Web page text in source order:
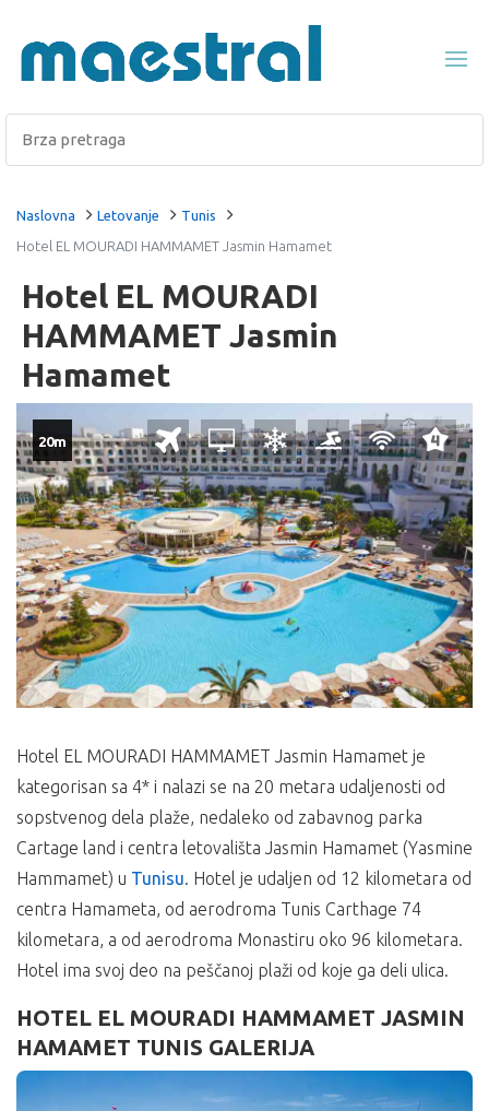
Naslovna Letovanje
Tunis
Hotel EL MOURADI HAMMAMET Jasmin Hamamet
Hotel EL MOURADI
HAMMAMET Jasmin
Hamamet
20m
Hotel EL MOURADI HAMMAMET Jasmin Hamamet je
kategorisan sa 4* i nalazi se na 20 metara udaljenosti od
sopstvenog dela plaže, nedaleko od zabavnog parka
Cartage land i centra letovališta Jasmin Hamamet (Yasmine
Hammamet) u Tunisu. Hotel je udaljen od 12 kilometara od
centra Hamameta, od aerodroma Tunis Carthage 74
kilometara, a od aerodroma Monastiru oko 96 kilometara.
Hotel ima svoj deo na peščanoj plaži od koje ga deli ulica.
HOTEL EL MOURADI HAMMAMET JASMIN
HAMAMET TUNIS GALERIJA